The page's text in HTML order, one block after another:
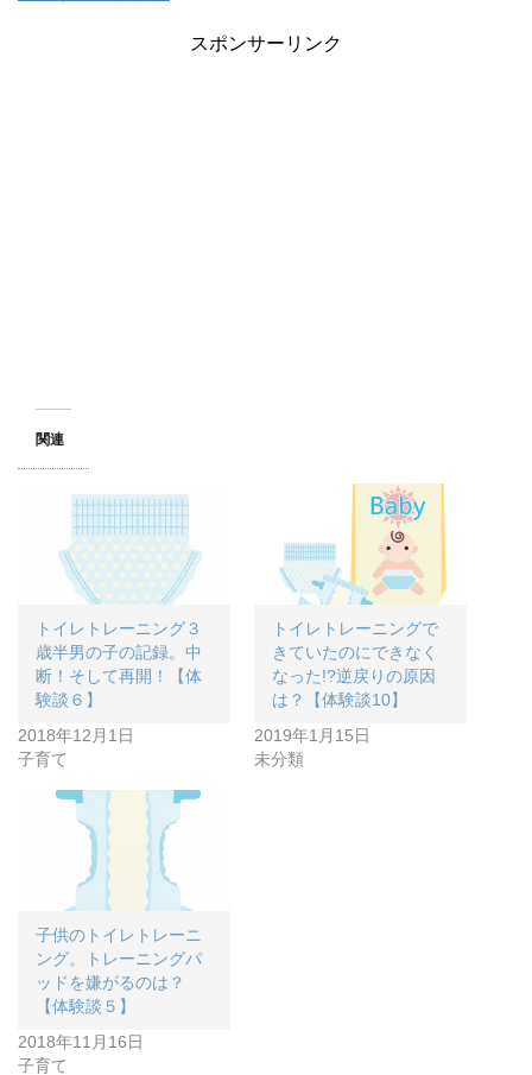
スポンサーリンク
関連
トイレトレーニング３
歳半男の子の記録。中
断！そして再開！【体
験談６】
2018年12月1日
子育て
トイレトレーニングで
きていたのにできなく
なった!?逆戻りの原因
は？【体験談10】
2019年1月15日
未分類
子供のトイレトレーニ
ング。トレーニングパ
ッドを嫌がるのは？
【体験談５】
2018年11月16日
子育て